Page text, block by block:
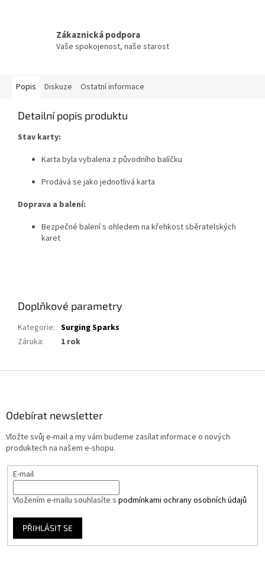
Zákaznická podpora
Vaše spokojenost, naše starost
Popis Diskuze Ostatní informace
Detailní popis produktu
Stav karty:
Karta byla vybalena z původního balíčku
Prodává se jako jednotlivá karta
Doprava a balení:
Bezpečné balení s ohledem na křehkost sběratelských
karet
Doplňkové parametry
Kategorie: Surging Sparks
Záruka: 1 rok
Odebírat newsletter
Vložte svůj e-mail a my vám budeme zasílat informace o nových
produktech na našem e-shopu.
E-mail
Vložením e-mailu souhlasíte s podmínkami ochrany osobních údajů
PŘIHLÁSIT SE